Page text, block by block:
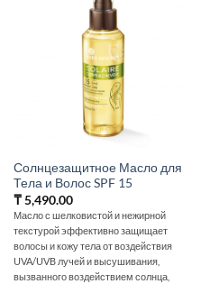
Солнцезащитное Масло для
Тела и Волос SPF 15
₸5,490.00
Масло с шелковистой и нежирной
текстурой эффективно защищает
волосы и кожу тела от воздействия
UVA/UVB лучей и высушивания,
вызванного воздействием солнца,